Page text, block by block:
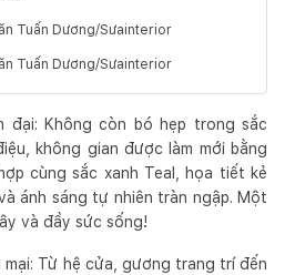
Tuấn Dương/Sưainterior
Tuấn Dương/Sưainterior
đại: Không còn bó hẹp trong sắc
không gian được làm mới bằng
cùng sắc xanh Teal, họa tiết kẻ
ánh sáng tự nhiên tràn ngập. Một
và đầy sức sống!
Từ hệ cửa, gương trang trí đến